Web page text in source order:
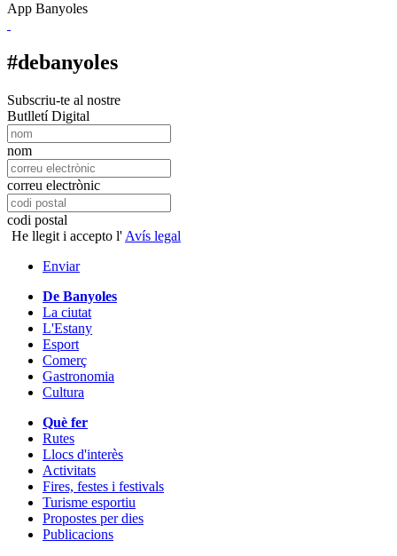
App Banyoles
#debanyoles
Subscriu-te al nostre
Butlletí Digital
nom
correu electrònic
codi postal
He llegit i accepto l' Avís legal
Enviar
De Banyoles
La ciutat
L'Estany
Esport
Comerç
Gastronomia
Cultura
Què fer
Rutes
Llocs d'interès
Activitats
Fires, festes i festivals
Turisme esportiu
Propostes per dies
Publicacions